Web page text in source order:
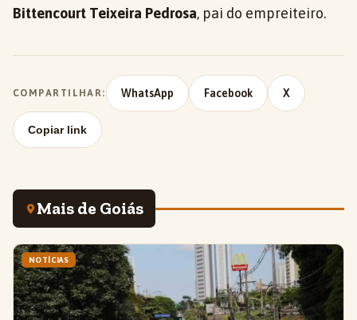
Bittencourt Teixeira Pedrosa, pai do empreiteiro.
COMPARTILHAR: WhatsApp Facebook X
Copiar link
Mais de Goiás
NOTÍCIAS